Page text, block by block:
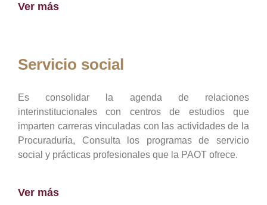
Ver más
Servicio social
Es consolidar la agenda de relaciones
interinstitucionales con centros de estudios que
imparten carreras vinculadas con las actividades de la
Procuraduría, Consulta los programas de servicio
social y prácticas profesionales que la PAOT ofrece.
Ver más